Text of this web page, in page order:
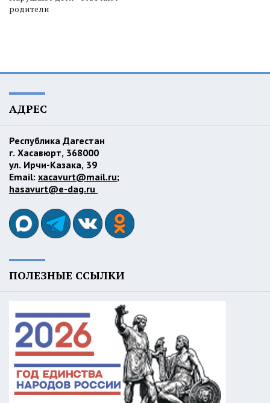
родители
АДРЕС
Республика Дагестан
г. Хасавюрт, 368000
ул. Ирчи-Казака, 39
Email: xacavurt@mail.ru;
hasavurt@e-dag.ru
ПОЛЕЗНЫЕ ССЫЛКИ